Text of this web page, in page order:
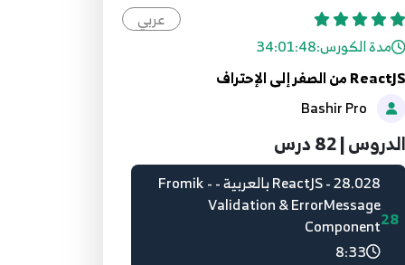
عربي
مدة الكورس:34:01:48
ReactJS من الصفر إلى الإحتراف
الدروس | 82 درس
26
First form
7:19
27
Field type
4:47
28
28.028 - ReactJS بالعربية - Fromik -
Validation & ErrorMessage
Component
8:33